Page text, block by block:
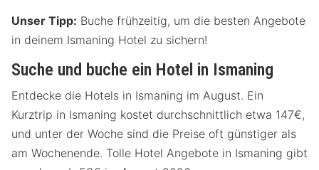
Unser Tipp: Buche frühzeitig, um die besten Angebote
in deinem Ismaning Hotel zu sichern!
Suche und buche ein Hotel in Ismaning
Entdecke die Hotels in Ismaning im August. Ein
Kurztrip in Ismaning kostet durchschnittlich etwa 147€,
und unter der Woche sind die Preise oft günstiger als
am Wochenende. Tolle Hotel Angebote in Ismaning gibt